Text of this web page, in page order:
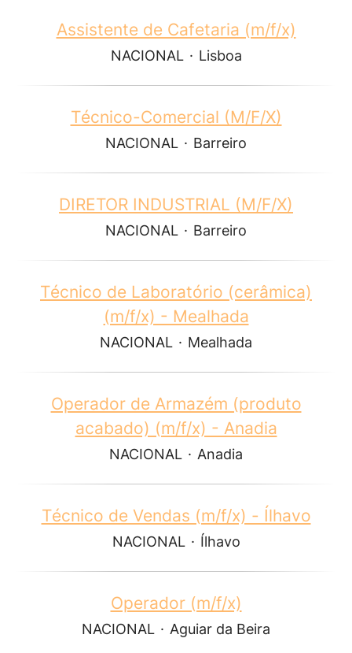
Assistente de Cafetaria (m/f/x)
NACIONAL · Lisboa
Técnico-Comercial (M/F/X)
NACIONAL · Barreiro
DIRETOR INDUSTRIAL (M/F/X)
NACIONAL · Barreiro
Técnico de Laboratório (cerâmica)
(m/f/x) - Mealhada
NACIONAL · Mealhada
Operador de Armazém (produto
acabado) (m/f/x) - Anadia
NACIONAL · Anadia
Técnico de Vendas (m/f/x) - Ílhavo
NACIONAL · Ílhavo
Operador (m/f/x)
NACIONAL · Aguiar da Beira